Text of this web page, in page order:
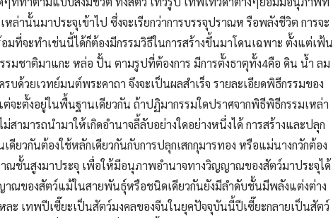
ล่านั้นมาประจุเข้าไป ซึ่งจะเรียกว่าการบรรจุปราณห รือพลังชีวิต การจะ
ที่จะทำเช่นนี้ได้ก็ต้องมีกรรมวิธีในการสร้างขึ้นมาโดนเฉพาะ ตั้งแต่เฟ้น
รมชาติมาแกะ หล่อ ปั้น ตามรูปที่ต้องการ มีการตั้งธาตุทั้ง4คือ ดิน น้ำ ลม
รบด้วยเวทย์มนต์พระคาถา จึงจะเป็นผลสำเร็จ รายละเอียดพิธีกรรมของ
จะตั้งอยู่ในพื้นฐานเดียวกัน ถ้าปฏิมากรรมใดปราศจากพิธีพิธีกรรมเหล่า
ามารถนำมาให้เกิดอำนาจลี้ลับอย่างใดอย่างหนึ่งได้ การสร้างและปลุก
ดียวกันต้องใช้หลักเดียวกันกับการปลุกเสกกุมารทอง หรือแม่นางกวักต้อง
ชั้นสูงมาประจุ เพื่อให้มีอนุภาพอำนาจทางวิญญาณของสัตว์มาประจุได้
ของสัตว์แม้ในสายพันธุ์หรือชนิดเดียวกันยังมีลำดับชั้นมีพลังแต่งต่าง
เทพปีเซี๊ยะเป็นสัตว์มงคลของจีนในยุคปัจจุบันนี้ปีเซี๊ยะกลายเป็นสัตว์